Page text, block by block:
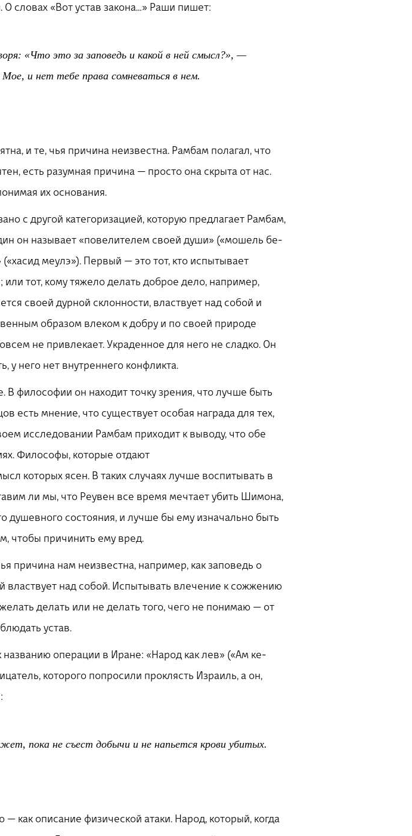
словах «Вот устав закона…» Раши пишет:
«Что это за заповедь и какой в ней смысл?», —
и нет тебе права сомневаться в нем.
и те, чья причина неизвестна. Рамбам полагал, что
есть разумная причина — просто она скрыта от нас.
их основания.
с другой категоризацией, которую предлагает Рамбам,
он называет «повелителем своей души» («мошель бе-
меулэ»). Первый — это тот, кто испытывает
тот, кому тяжело делать доброе дело, например,
своей дурной склонности, властвует над собой и
образом влеком к добру и по своей природе
не привлекает. Украденное для него не сладко. Он
у него нет внутреннего конфликта.
В философии он находит точку зрения, что лучше быть
есть мнение, что существует особая награда для тех,
исследовании Рамбам приходит к выводу, что обе
Философы, которые отдают
которых ясен. В таких случаях лучше воспитывать в
ли мы, что Реувен все время мечтает убить Шимона,
душевного состояния, и лучше бы ему изначально быть
чтобы причинить ему вред.
причина нам неизвестна, например, как заповедь о
властвует над собой. Испытывать влечение к сожжению
делать или не делать того, чего не понимаю — от
устав.
операции в Иране: «Народ как лев» («Ам ке-
которого попросили проклясть Израиль, а он,
пока не съест добычи и не напьется крови убитых.
как описание физической атаки. Народ, который, когда